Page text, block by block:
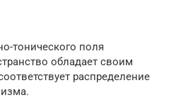
тонического поля
обладает своим
распределение